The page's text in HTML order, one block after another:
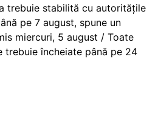
trebuie stabilită cu autoritățile
pe 7 august, spune un
miercuri, 5 august / Toate
trebuie încheiate până pe 24